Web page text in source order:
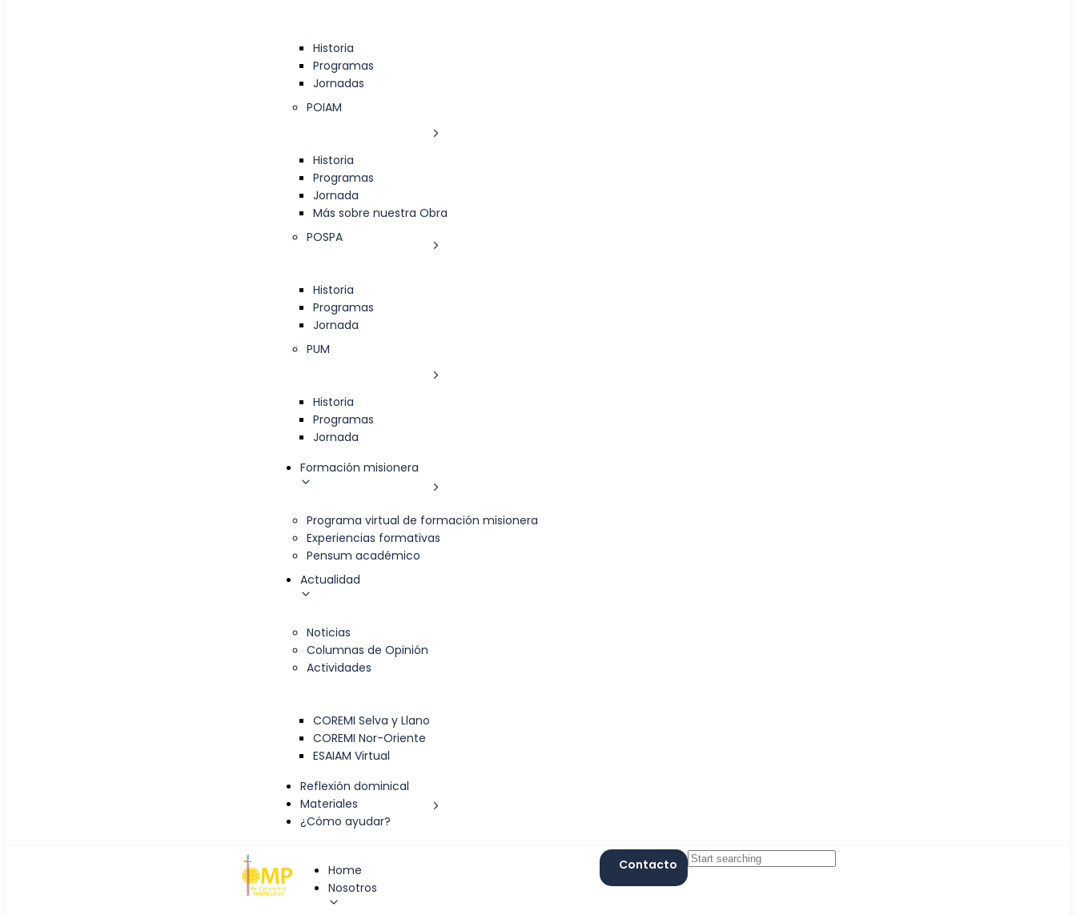
Historia
Programas
Jornadas
POIAM
Historia
Programas
Jornada
Más sobre nuestra Obra
POSPA
Historia
Programas
Jornada
PUM
Historia
Programas
Jornada
Formación misionera
Programa virtual de formación misionera
Experiencias formativas
Pensum académico
Actualidad
Noticias
Columnas de Opinión
Actividades
COREMI Selva y Llano
COREMI Nor-Oriente
ESAIAM Virtual
Reflexión dominical
Materiales
¿Cómo ayudar?
Home
Nosotros
Contacto